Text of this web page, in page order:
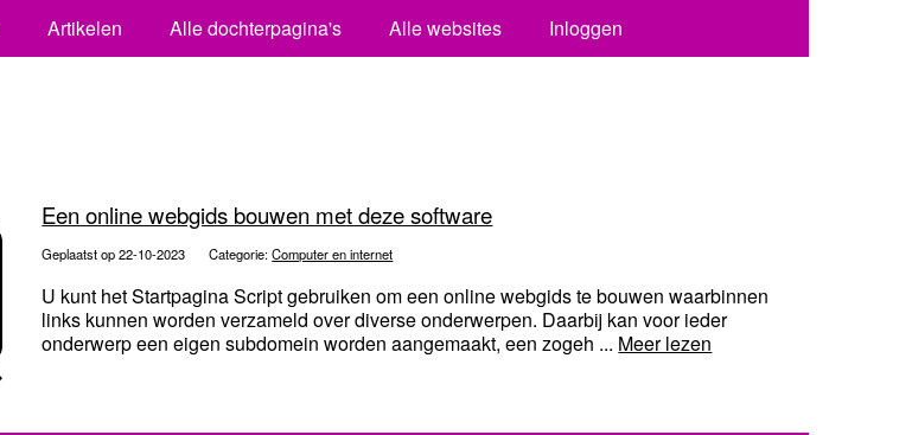
Artikelen Alle dochterpagina's Alle websites Inloggen
Een online webgids bouwen met deze software
Geplaatst op 22-10-2023 Categorie:Computer en internet
U kunt het Startpagina Script gebruiken om een online webgids te bouwen waarbinnen
links kunnen worden verzameld over diverse onderwerpen. Daarbij kan voor ieder
onderwerp een eigen subdomein worden aangemaakt, een zogeh ... Meer lezen